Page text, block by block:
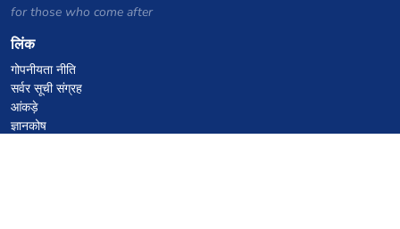
for those who come after
लिंक
गोपनीयता नीति
सर्वर सूची संग्रह
आंकड़े
ज्ञानकोष